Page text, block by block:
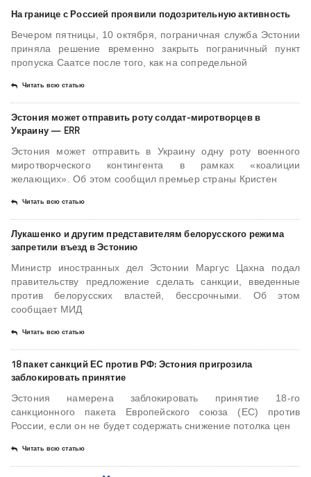
На границе с Россией проявили подозрительную активность
Вечером пятницы, 10 октября, пограничная служба Эстонии
приняла решение временно закрыть пограничный пункт
пропуска Саатсе после того, как на сопредельной
Читать всю статью
Эстония может отправить роту солдат-миротворцев в
Украину — ERR
Эстония может отправить в Украину одну роту военного
миротворческого контингента в рамках «коалиции
желающих». Об этом сообщил премьер страны Кристен
Читать всю статью
Лукашенко и другим представителям белорусского режима
запретили въезд в Эстонию
Министр иностранных дел Эстонии Маргус Цахна подал
правительству предложение сделать санкции, введенные
против белорусских властей, бессрочными. Об этом
сообщает МИД
Читать всю статью
18 пакет санкций ЕС против РФ: Эстония пригрозила
заблокировать принятие
Эстония намерена заблокировать принятие 18-го
санкционного пакета Европейского союза (ЕС) против
России, если он не будет содержать снижение потолка цен
Читать всю статью